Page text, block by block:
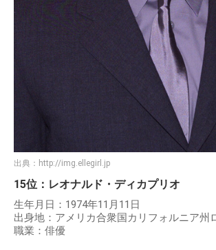
出典： http://img.ellegirl.jp
15位：レオナルド・ディカプリオ
生年月日：1974年11月11日
出身地：アメリカ合衆国カリフォルニア州
職業：俳優